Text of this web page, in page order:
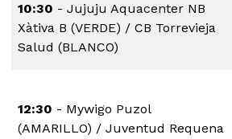
10:30 - Jujuju Aquacenter NB
Xàtiva B (VERDE) / CB Torrevieja
Salud (BLANCO)
12:30 - Mywigo Puzol
(AMARILLO) / Juventud Requena